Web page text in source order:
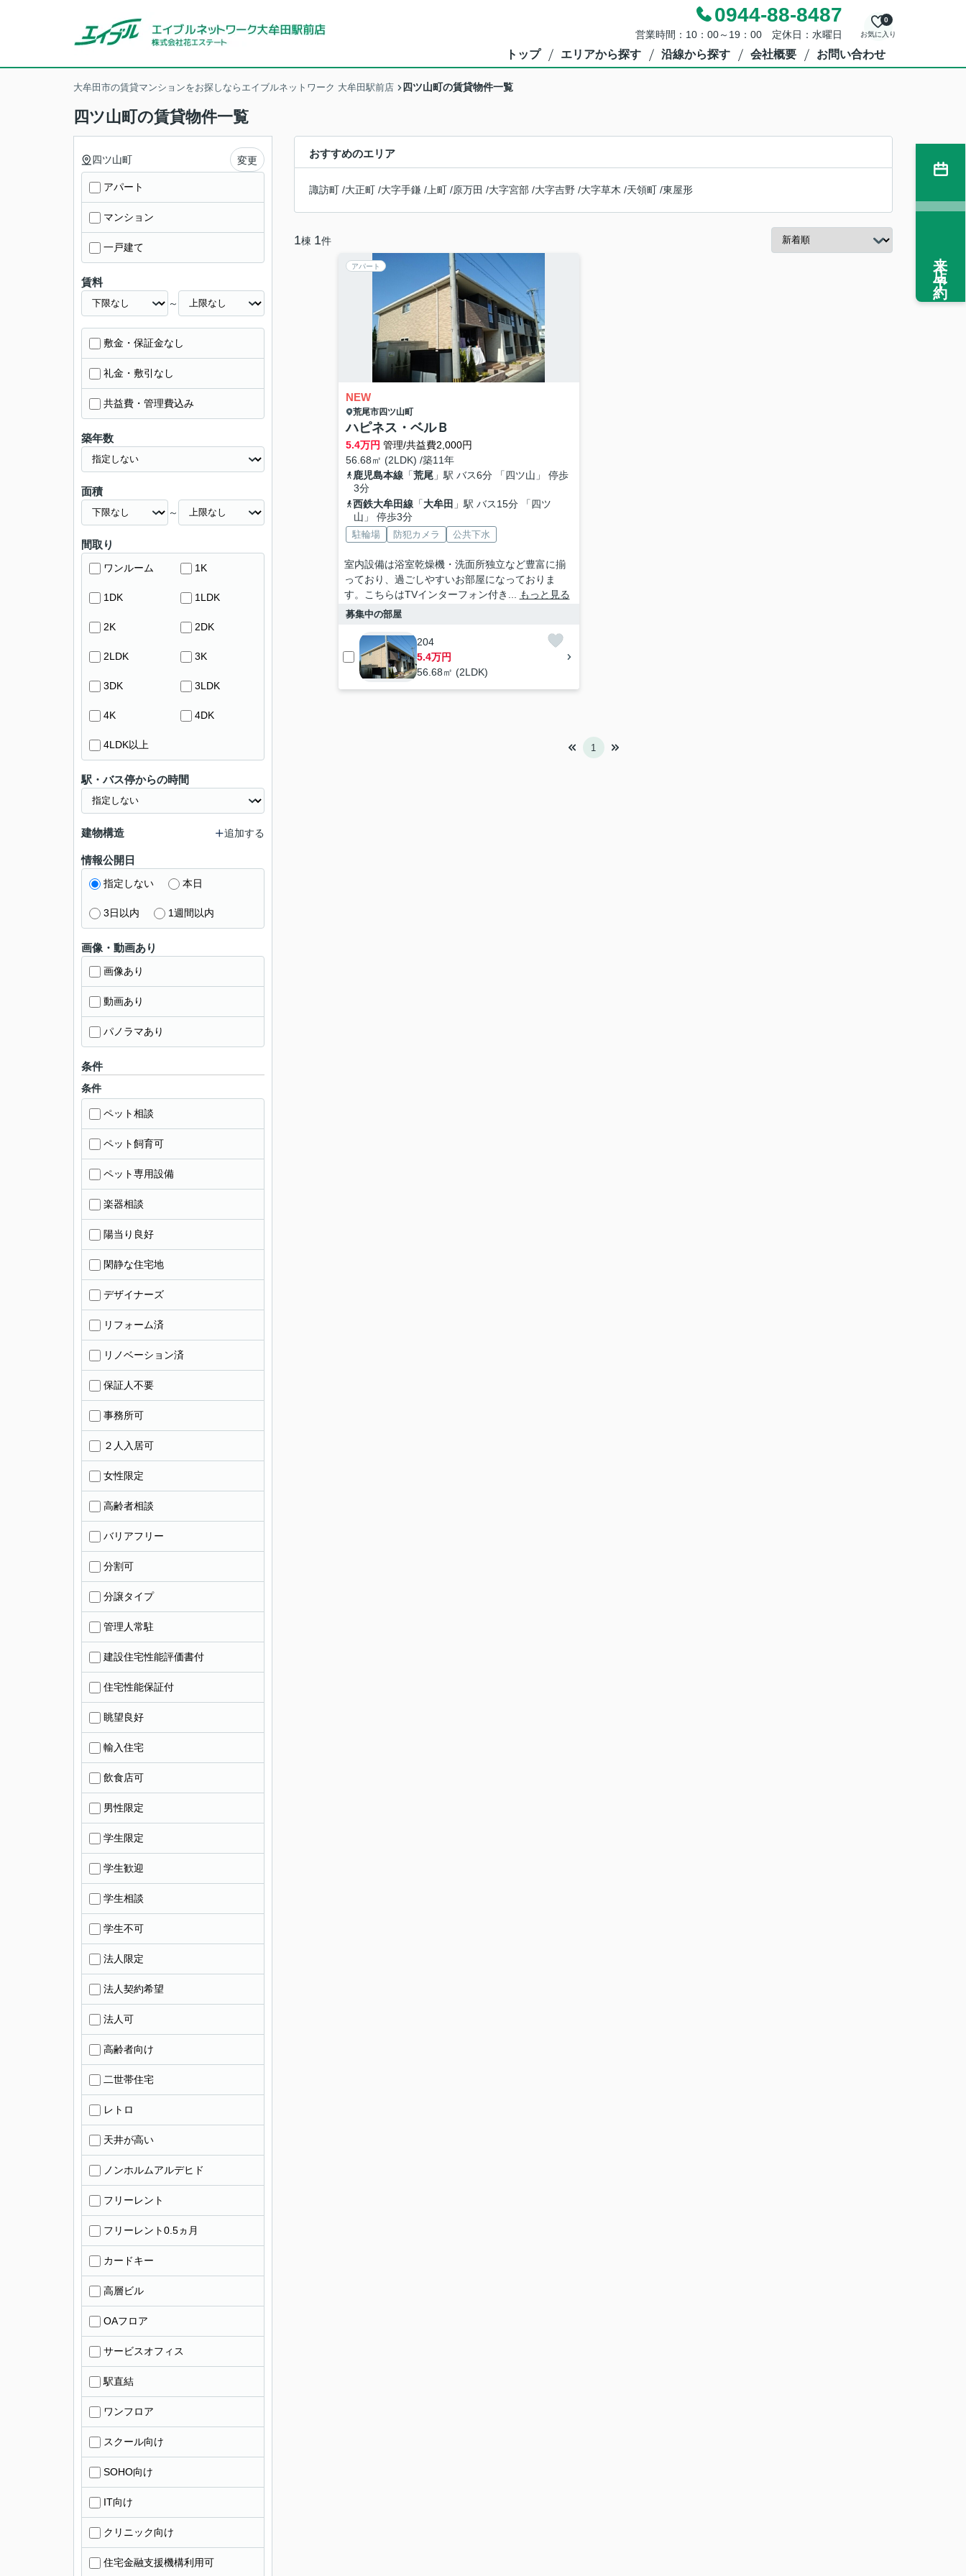
0944-88-8487
営業時間：10：00～19：00 定休日：水曜日 お気に入り
0
トップ エリアから探す 沿線から探す 会社概要 お問い合わせ
大牟田市の賃貸マンションをお探しならエイブルネットワーク 大牟田駅前店 四ツ山町の賃貸物件一覧
四ツ山町の賃貸物件一覧
おすすめのエリア
諏訪町 /大正町 /大字手鎌 / 上町 /原万田 /大字宮部 /大字吉野 /大字草木 /天領町 /東屋形
1棟 1件
アパート
NEW
荒尾市四ツ山町
ハピネス・ベルＢ
5.4万円 管理/共益費2,000円
56.68㎡ (2LDK) /築11年
鹿児島本線「荒尾」駅 バス6分 「四ツ山」 停歩
3分
西鉄大牟田線「大牟田 」駅 バス15分 「四ツ
山」 停歩3分
駐輪場 防犯カメラ 公共下水
室内設備は浴室乾燥機・洗面所独立など豊富に揃
っており、過ごしやすいお部屋になっておりま
す。こちらはTVインターフォン付き...
もっと見る
募集中の部屋
204
5.4万円
56.68㎡ (2LDK)
1
四ツ山町 変更
アパート
マンション
一戸建て
賃料
～
敷金・保証金なし
礼金・敷引なし
共益費・管理費込み
築年数
面積
～
間取り
ワンルーム 1K
1DK 1LDK
2K 2DK
2LDK 3K
3DK 3LDK
4K 4DK
4LDK以上
駅・バス停からの時間
建物構造 追加する
情報公開日
指定しない 本日
3日以内 1週間以内
画像・動画あり
画像あり
動画あり
パノラマあり
条件
条件
ペット相談
ペット飼育可
ペット専用設備
楽器相談
陽当り良好
閑静な住宅地
デザイナーズ
リフォーム済
リノベーション済
保証人不要
事務所可
２人入居可
女性限定
高齢者相談
バリアフリー
分割可
分譲タイプ
管理人常駐
建設住宅性能評価書付
住宅性能保証付
眺望良好
輸入住宅
飲食店可
男性限定
学生限定
学生歓迎
学生相談
学生不可
法人限定
法人契約希望
法人可
高齢者向け
二世帯住宅
レトロ
天井が高い
ノンホルムアルデヒド
フリーレント
フリーレント0.5ヵ月
カードキー
高層ビル
OAフロア
サービスオフィス
駅直結
ワンフロア
スクール向け
SOHO向け
IT向け
クリニック向け
住宅金融支援機構利用可
来店予約